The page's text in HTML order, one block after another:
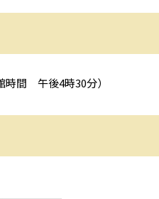
時間 午後4時30分）